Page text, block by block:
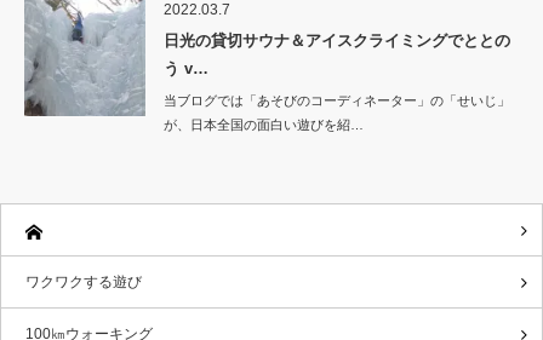
2022.03.7
日光の貸切サウナ＆アイスクライミングでととの
う v…
当ブログでは「あそびのコーディネーター」の「せいじ」
が、日本全国の面白い遊びを紹…
ワクワクする遊び
100㎞ウォーキング